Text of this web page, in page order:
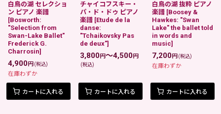
白鳥の湖 セレクショ
ン ピアノ 楽譜
[Bosworth:
"Selection from
Swan-Lake Ballet"
Frederick G.
Charrosin]
4,900円 (税込)
在庫わずか
カートに入れる
チャイコフスキー・
パ・ド・ドゥ ピアノ
楽譜 [Etude de la
danse:
"Tchaikovsky Pas
de deux"]
3,800円～4,500円
(税込)
カートに入れる
白鳥の湖 抜粋 ピアノ
楽譜 [Boosey &
Hawkes: "Swan
Lake" the ballet told
in words and
music]
7,200円 (税込)
在庫わずか
カートに入れる